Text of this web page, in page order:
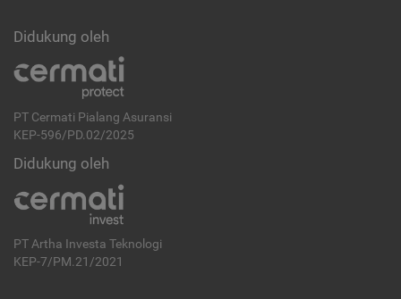
Didukung oleh
PT Cermati Pialang Asuransi
KEP-596/PD.02/2025
Didukung oleh
PT Artha Investa Teknologi
KEP-7/PM.21/2021